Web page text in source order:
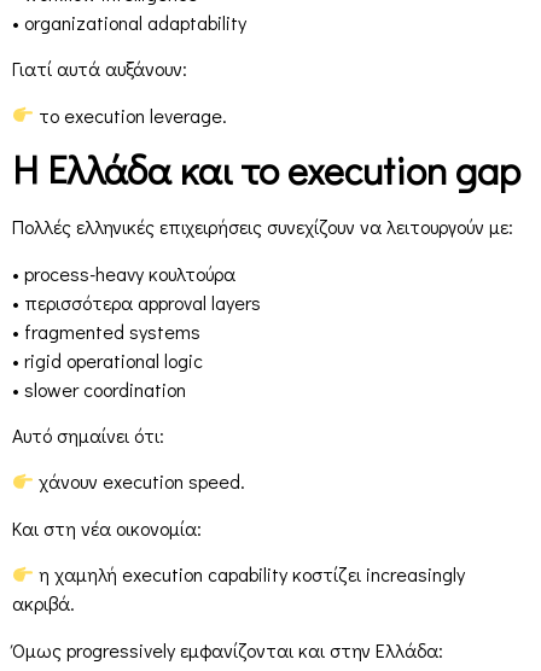
• organizational adaptability
Γιατί αυτά αυξάνουν:
το execution leverage.
Η Ελλάδα και το execution gap
Πολλές ελληνικές επιχειρήσεις συνεχίζουν να λειτουργούν με:
• process-heavy κουλτούρα
• περισσότερα approval layers
• fragmented systems
• rigid operational logic
• slower coordination
Αυτό σημαίνει ότι:
χάνουν execution speed.
Και στη νέα οικονομία:
η χαμηλή execution capability κοστίζει increasingly
ακριβά.
Όμως progressively εμφανίζονται και στην Ελλάδα: